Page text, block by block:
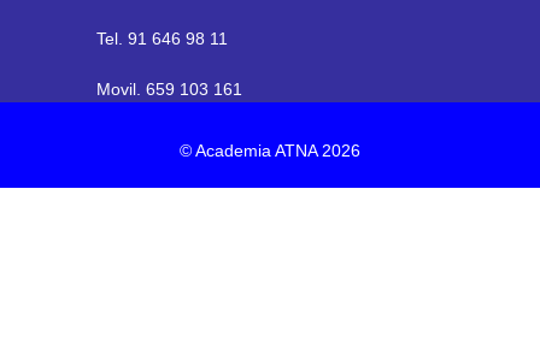
Tel. 91 646 98 11
Movil. 659 103 161
© Academia ATNA 2026